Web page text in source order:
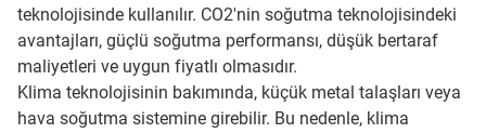
teknolojisinde kullanılır. CO2'nin soğutma teknolojisindeki
avantajları, güçlü soğutma performansı, düşük bertaraf
maliyetleri ve uygun fiyatlı olmasıdır.
Klima teknolojisinin bakımında, küçük metal talaşları veya
hava soğutma sistemine girebilir. Bu nedenle, klima